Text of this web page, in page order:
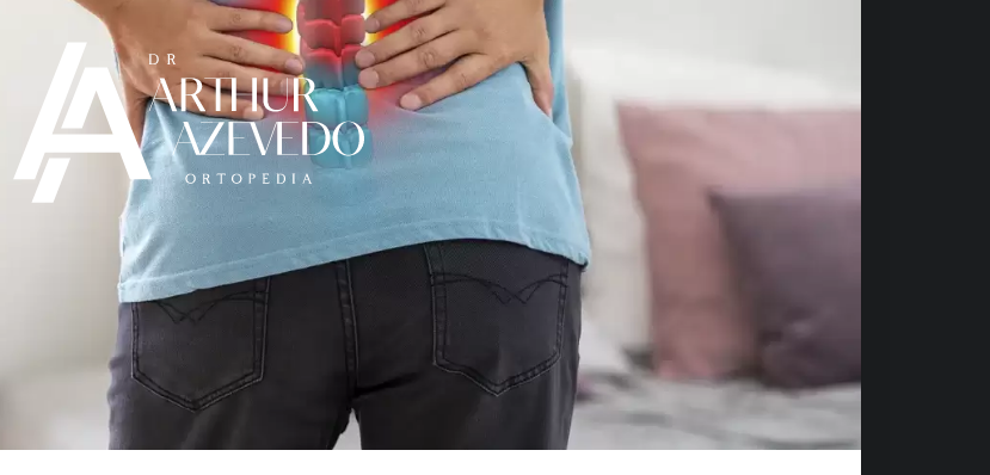
O paciente jamais deve usar seu conteúdo para autodiagnóstico ou autotratamento.
de Medicina, em caso de dúvida, o médico sempre deve ser consultado, pois só ele está
habilitado para praticar o ato médico.
Azevedo: CRM 640620 RJ e AMB 58251.